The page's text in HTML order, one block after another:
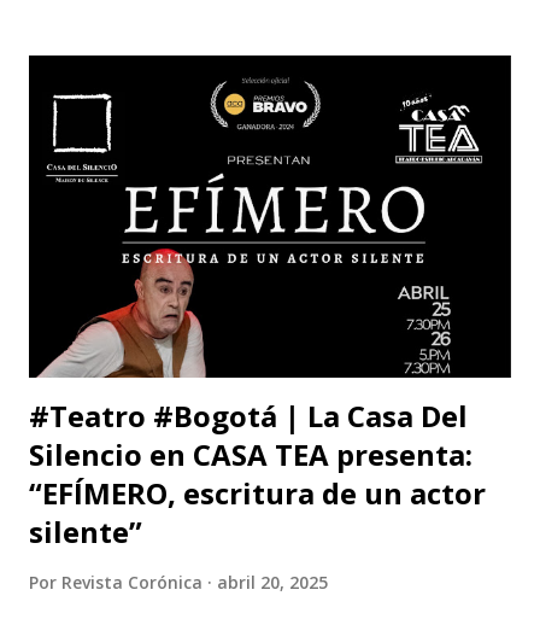
Galponcito De Umbral- Correo De Voz Teatro , Candela
Teatro y CASA TEA -Teatro Estudio Alcaraván- este último,
organizador del festival. Teatro Estudio Alcaraván, las
salas del corredor cultural, los grupos y artistas
participantes les hacen una cordial invitación al público
capitalino y a los espectadores del arte y la cultura en la
ciudad (y fuera de ella) para que asistan a la tercera versión
de este festival internacional de teatro que este año les ...
#Teatro #Bogotá | La Casa Del
Silencio en CASA TEA presenta:
“EFÍMERO, escritura de un actor
silente”
Por Revista Corónica abril 20, 2025